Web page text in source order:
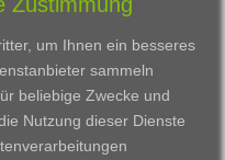
Ausbildung
Zertifikatslehrgänge
Fortbildung
um Ihnen ein besseres
sammeln
beliebige Zwecke und
Nutzung dieser Dienste